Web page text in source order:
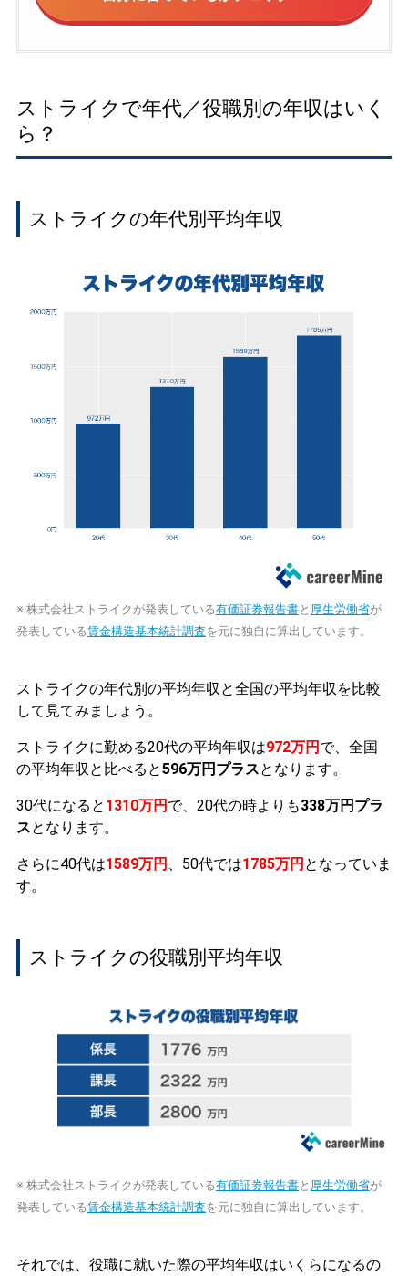
ストライクで年代／役職別の年収はいく
ら？
ストライクの年代別平均年収
※ 株式会社ストライクが発表している有価証券報告書と 厚生労働省が
発表している賃金構造基本統計調査を元に独自に算出しています。
ストライクの年代別の平均年収と全国の平均年収を比較
して見てみましょう。
ストライクに勤める20代の平均年収は972万円 で、全国
の平均年収と比べると596万円プラスとなります。
30代になると 1310万円 で、20代の時よりも338万円プラ
スとなります。
さらに40代は1589万円 、50代では1785万円 となっていま
す。
ストライクの役職別平均年収
※ 株式会社ストライクが発表している有価証券報告書と 厚生労働省が
発表している賃金構造基本統計調査を元に独自に算出しています。
それでは、役職に就いた際の平均年収はいくらになるの